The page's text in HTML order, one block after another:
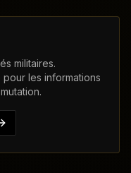
militaires.
les informations